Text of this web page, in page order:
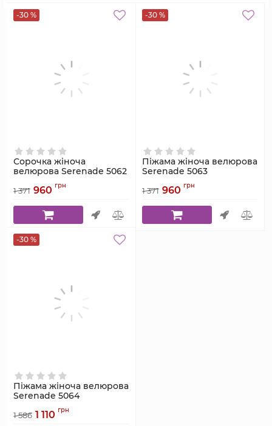
-30 %
Сорочка жіноча
велюрова Serenade 5062
регульованих бретелях
1 371 960 грн
-30 %
Піжама жіноча велюрова
Serenade 5063
на регульованих
Артикул:5063
1 371 960 грн
-30 %
Піжама жіноча велюрова
Serenade 5064
на регульованих
1 586 1 110 грн